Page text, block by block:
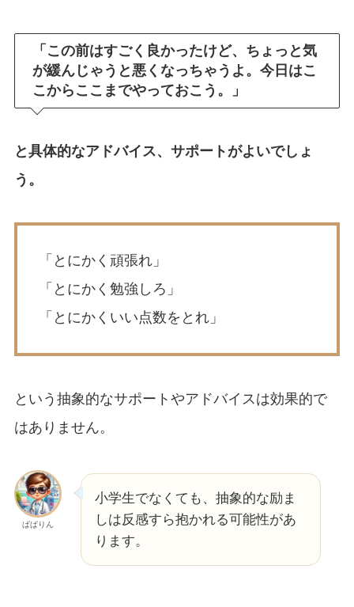
「この前はすごく良かったけど、ちょっと気
が緩んじゃうと悪くなっちゃうよ。今日はこ
こからここまでやっておこう。」
と具体的なアドバイス、サポートがよいでしょ
う。
「とにかく頑張れ」
「とにかく勉強しろ」
「とにかくいい点数をとれ」
という抽象的なサポートやアドバイスは効果的で
はありません。
ぱぱりん
小学生でなくても、抽象的な励ま
しは反感すら抱かれる可能性があ
ります。